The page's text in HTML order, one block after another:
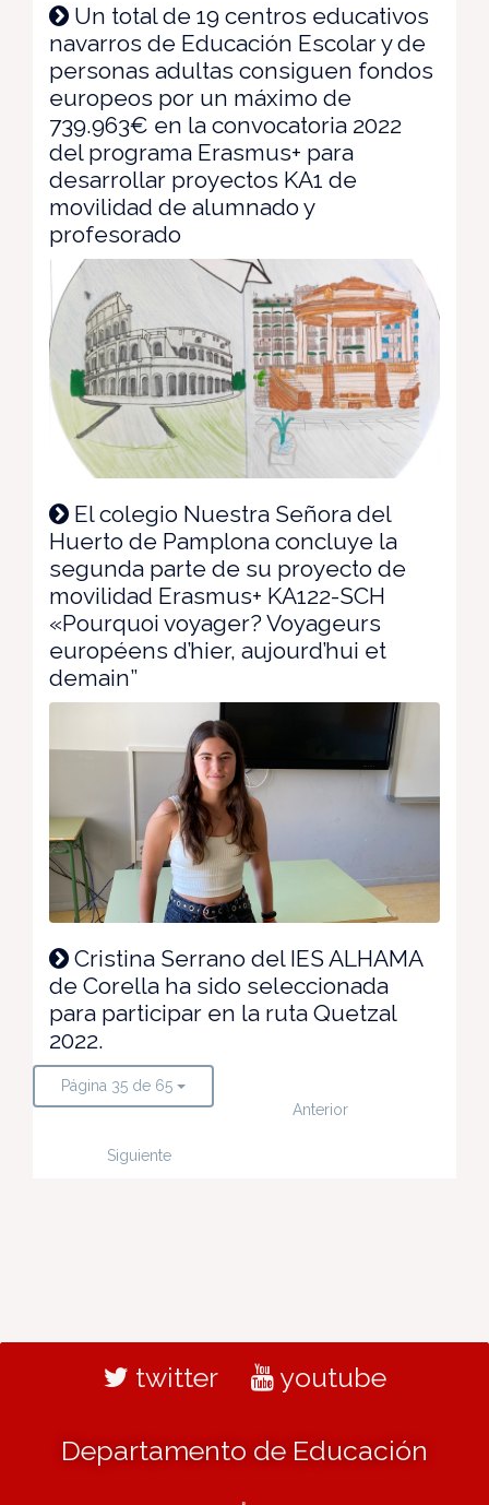
Un total de 19 centros educativos
navarros de Educación Escolar y de
personas adultas consiguen fondos
europeos por un máximo de
739.963€ en la convocatoria 2022
del programa Erasmus+ para
desarrollar proyectos KA1 de
movilidad de alumnado y
profesorado
El colegio Nuestra Señora del
Huerto de Pamplona concluye la
segunda parte de su proyecto de
movilidad Erasmus+ KA122-SCH
«Pourquoi voyager? Voyageurs
européens d’hier, aujourd’hui et
demain”
Cristina Serrano del IES ALHAMA
de Corella ha sido seleccionada
para participar en la ruta Quetzal
2022.
Página 35 de 65
Anterior
Siguiente
twitter youtube
Departamento de Educación